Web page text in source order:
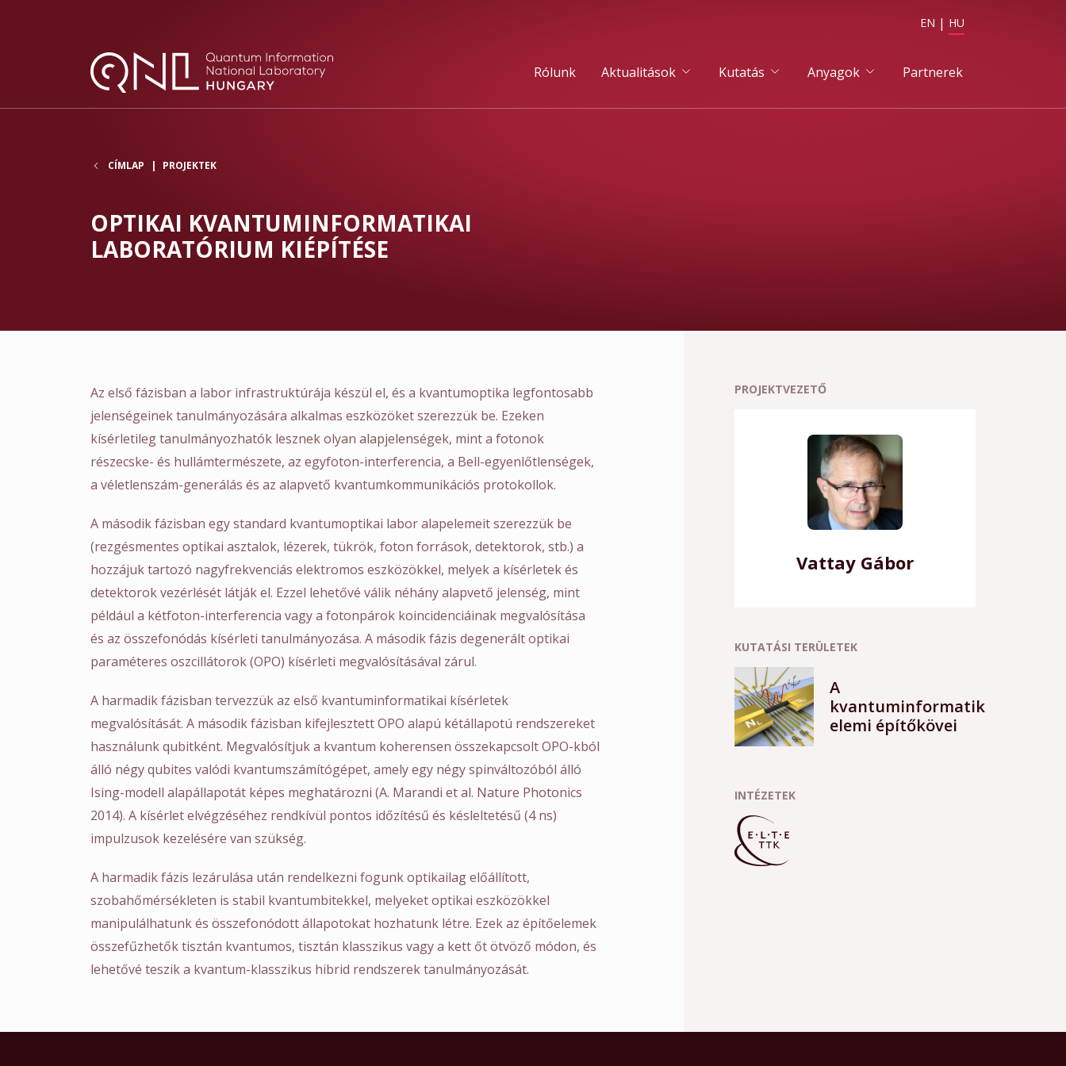
EN HU
Rólunk Aktualitások Kutatás Anyagok Partnerek
CÍMLAP PROJEKTEK
OPTIKAI KVANTUMINFORMATIKAI
LABORATÓRIUM KIÉPÍTÉSE
Az első fázisban a labor infrastruktúrája készül el, és a kvantumoptika legfontosabb
jelenségeinek tanulmányozására alkalmas eszközöket szerezzük be. Ezeken
kísérletileg tanulmányozhatók lesznek olyan alapjelenségek, mint a fotonok
részecske- és hullámtermészete, az egyfoton-interferencia, a Bell-egyenlőtlenségek,
a véletlenszám-generálás és az alapvető kvantumkommunikációs protokollok.
A második fázisban egy standard kvantumoptikai labor alapelemeit szerezzük be
(rezgésmentes optikai asztalok, lézerek, tükrök, foton források, detektorok, stb.) a
hozzájuk tartozó nagyfrekvenciás elektromos eszközökkel, melyek a kísérletek és
detektorok vezérlését látják el. Ezzel lehetővé válik néhány alapvető jelenség, mint
például a kétfoton-interferencia vagy a fotonpárok koincidenciáinak megvalósítása
és az összefonódás kísérleti tanulmányozása. A második fázis degenerált optikai
paraméteres oszcillátorok (OPO) kísérleti megvalósításával zárul.
A harmadik fázisban tervezzük az első kvantuminformatikai kísérletek
megvalósítását. A második fázisban kifejlesztett OPO alapú kétállapotú rendszereket
használunk qubitként. Megvalósítjuk a kvantum koherensen összekapcsolt OPO-kból
álló négy qubites valódi kvantumszámítógépet, amely egy négy spinváltozóból álló
Ising-modell alapállapotát képes meghatározni (A. Marandi et al. Nature Photonics
2014). A kísérlet elvégzéséhez rendkívül pontos időzítésű és késleltetésű (4 ns)
impulzusok kezelésére van szükség.
A harmadik fázis lezárulása után rendelkezni fogunk optikailag előállított,
szobahőmérsékleten is stabil kvantumbitekkel, melyeket optikai eszközökkel
manipulálhatunk és összefonódott állapotokat hozhatunk létre. Ezek az építőelemek
összefűzhetők tisztán kvantumos, tisztán klasszikus vagy a kett őt ötvöző módon, és
lehetővé teszik a kvantum-klasszikus hibrid rendszerek tanulmányozását.
PROJEKTVEZETŐ
Vattay Gábor
KUTATÁSI TERÜLETEK
A
kvantuminformatika
elemi építőkövei
INTÉZETEK